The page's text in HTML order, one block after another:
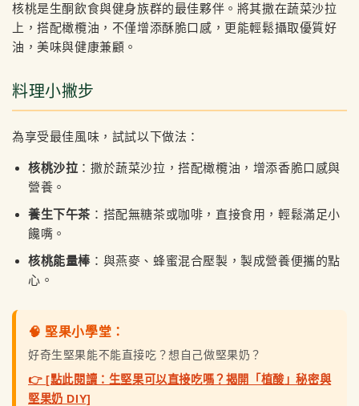
核桃是生酮飲食與健身族群的最佳夥伴。將其撒在蔬菜沙拉
上，搭配橄欖油，不僅增添酥脆口感，更能輕鬆攝取優質好
油，美味與健康兼顧。
料理小撇步
為享受最佳風味，試試以下做法：
核桃沙拉 ：撒於蔬菜沙拉，搭配橄欖油，增添香脆口感與
營養。
養生下午茶 ：搭配無糖茶或咖啡，直接食用，輕鬆滿足小
饞嘴。
核桃能量棒 ：與燕麥、蜂蜜混合壓製，製成營養便攜的點
心。
🧠 堅果小學堂：
好奇生堅果能不能直接吃？想自己做堅果奶？
👉 [點此閱讀：生堅果可以直接吃嗎？揭開「植酸」秘密與
堅果奶 DIY]